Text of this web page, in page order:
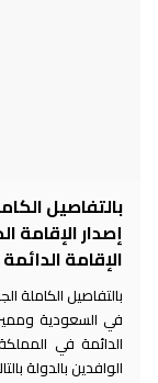
بالتفاصيل
الإقامة
بالتفاصيل الكاملة
في السعودية
الدائمة في
الوافدين بالدولة